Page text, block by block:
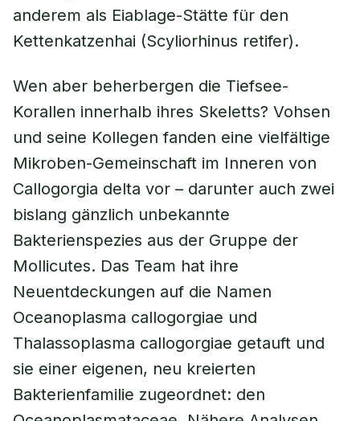
anderem als Eiablage-Stätte für den
Kettenkatzenhai (Scyliorhinus retifer).
Wen aber beherbergen die Tiefsee-
Korallen innerhalb ihres Skeletts? Vohsen
und seine Kollegen fanden eine vielfältige
Mikroben-Gemeinschaft im Inneren von
Callogorgia delta vor – darunter auch zwei
bislang gänzlich unbekannte
Bakterienspezies aus der Gruppe der
Mollicutes. Das Team hat ihre
Neuentdeckungen auf die Namen
Oceanoplasma callogorgiae und
Thalassoplasma callogorgiae getauft und
sie einer eigenen, neu kreierten
Bakterienfamilie zugeordnet: den